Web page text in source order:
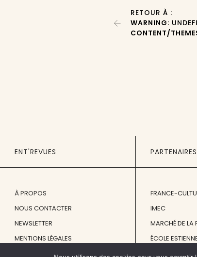
RETOUR À :
WARNING:
CONTENT/
ENT'REVUES
À PROPOS
NOUS CONTACTER
NEWSLETTER
MENTIONS LÉGALES
PARTENAIRES
FRANCE-
IMEC
MARCHÉ DE LA
ÉCOLE